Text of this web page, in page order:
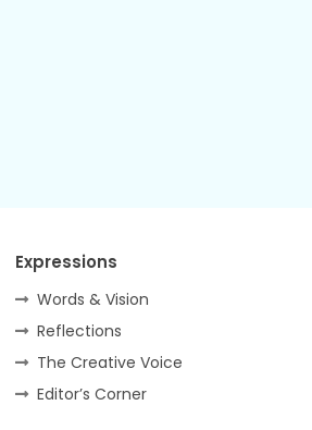
Expressions
Words & Vision
Reflections
The Creative Voice
Editor’s Corner